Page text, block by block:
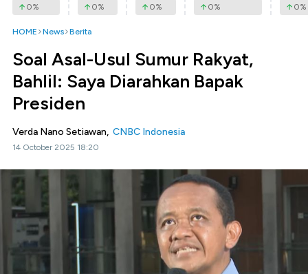
0% 0% 0% 0% 0%
HOME News Berita
Soal Asal-Usul Sumur Rakyat,
Bahlil: Saya Diarahkan Bapak
Presiden
Verda Nano Setiawan, CNBC Indonesia
14 October 2025 18:20